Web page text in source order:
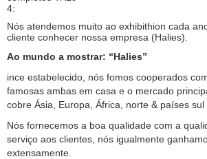
4:
Nós atendemos muito ao exhibithion cada
cliente conhecer nossa empresa (Halies).
Ao mundo a mostrar: “Halies”
ince estabelecido, nós fomos cooperados
famosas ambas em casa e o mercado
cobre Ásia, Europa, África, norte & países sul
Nós fornecemos a boa qualidade com a
serviço aos clientes, nós igualmente
extensamente.